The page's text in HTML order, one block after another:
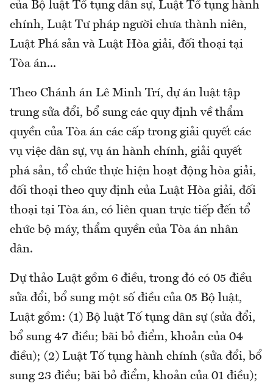
của Bộ luật Tố tụng dân sự, Luật Tố tụng hành
chính, Luật Tư pháp người chưa thành niên,
Luật Phá sản và Luật Hòa giải, đối thoại tại
Tòa án...
Theo Chánh án Lê Minh Trí, dự án luật tập
trung sửa đổi, bổ sung các quy định về thẩm
quyền của Tòa án các cấp trong giải quyết các
vụ việc dân sự, vụ án hành chính, giải quyết
phá sản, tổ chức thực hiện hoạt động hòa giải,
đối thoại theo quy định của Luật Hòa giải, đối
thoại tại Tòa án, có liên quan trực tiếp đến tổ
chức bộ máy, thẩm quyền của Tòa án nhân
dân.
Dự thảo Luật gồm 6 điều, trong đó có 05 điều
sửa đổi, bổ sung một số điều của 05 Bộ luật,
Luật gồm: (1) Bộ luật Tố tụng dân sự (sửa đổi,
bổ sung 47 điều; bãi bỏ điểm, khoản của 04
điều); (2) Luật Tố tụng hành chính (sửa đổi, bổ
sung 23 điều; bãi bỏ điểm, khoản của 01 điều);